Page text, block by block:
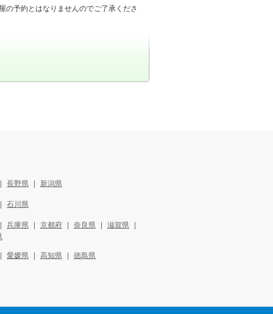
の予約とはなりませんのでご了承くださ
長野県 新潟県
石川県
兵庫県 京都府 奈良県
滋賀県
愛媛県 高知県 徳島県